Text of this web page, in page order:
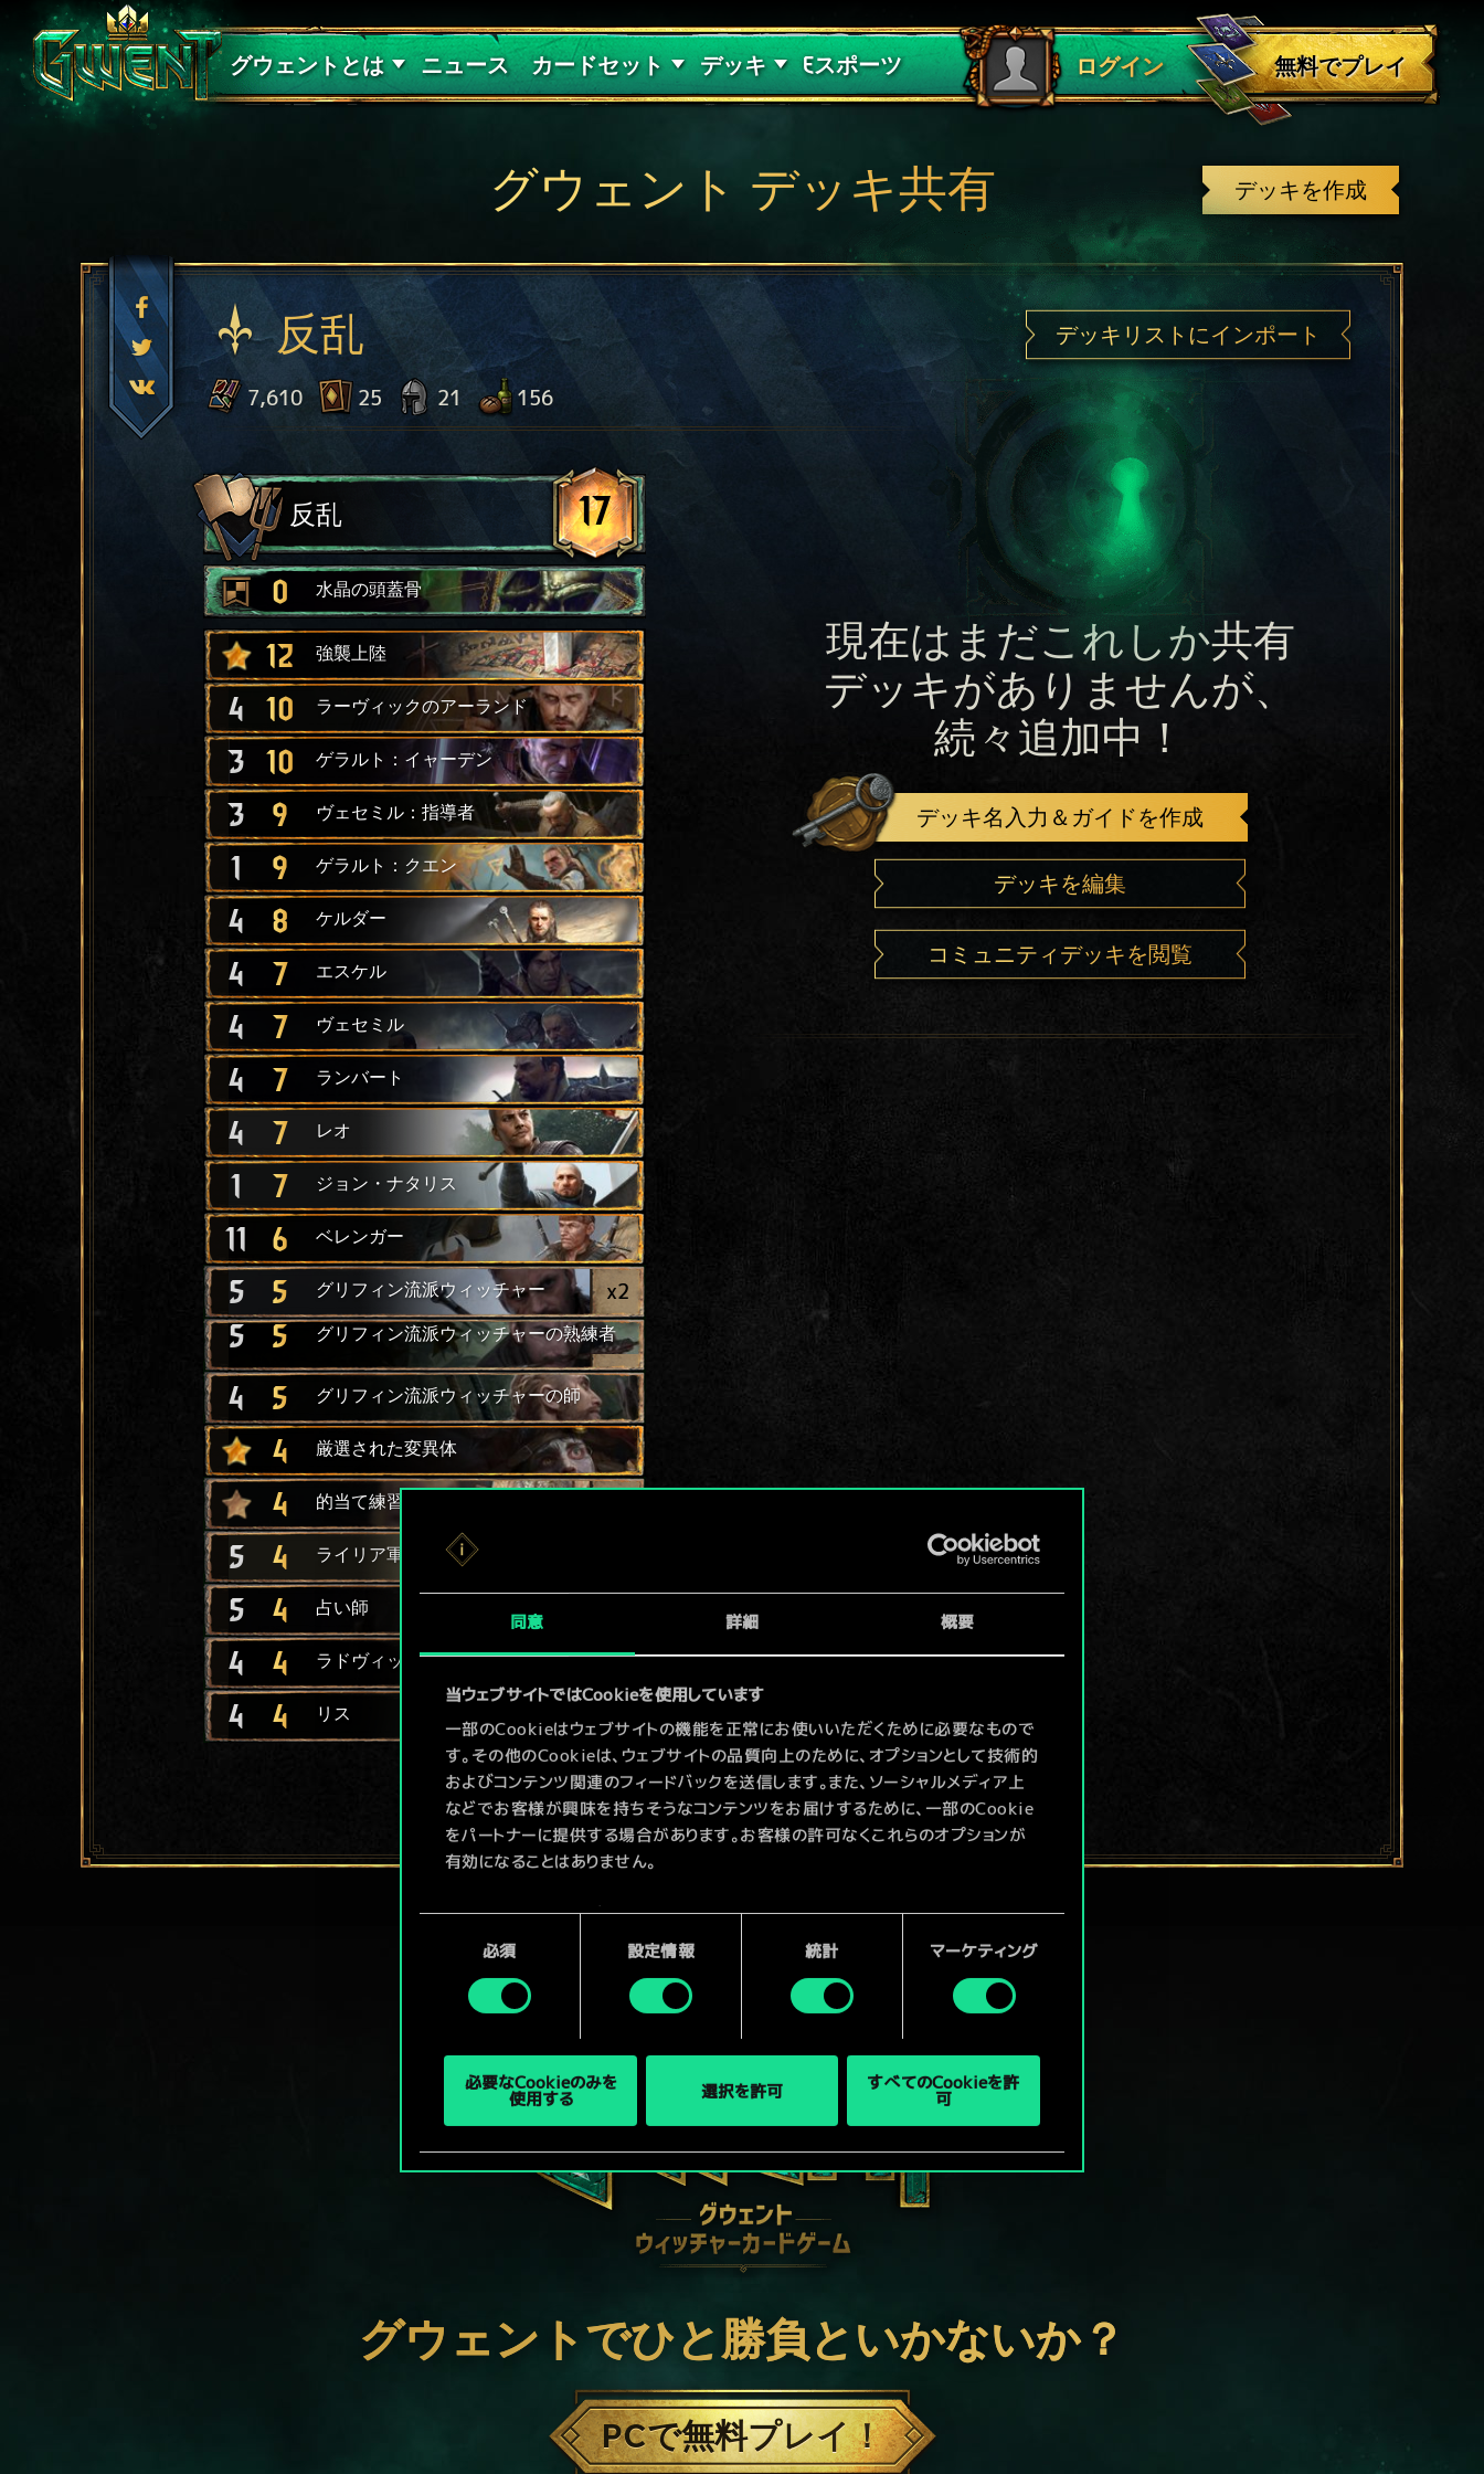
同意 詳細 概要
当ウェブサイトではCookieを使用しています
一部のCookieはウェブサイトの機能を正常にお使いいただくために必要なもので
す。その他のCookieは、ウェブサイトの品質向上のために、オプションとして技術的
およびコンテンツ関連のフィードバックを送信します。また、ソーシャルメディア上
などでお客様が興味を持ちそうなコンテンツをお届けするために、一部のCookie
をパートナーに提供する場合があります。お客様の許可なくこれらのオプションが
有効になることはありません。
Cookieの使用およびパフォーマンスの変更点に関する詳細は、下記の「設定」メニ
ューでご確認ください。
必須 設定情報 統計 マーケティング
必要なCookieのみを
使用する 選択を許可 すべてのCookieを許
可
グウェントとは
サポート
ニュース カードセット
紅き血の呪縛
デッキ
デッキガイド
Eスポーツ ログイン
ログアウト
無料でプレイ
デッキを作成
グウェント デッキ共有
反乱 デッキリストにインポート
7,610 25 21 156
反乱 17
0 水晶の頭蓋骨
12 強襲上陸
4 10 ラーヴィックのアーランド
3 10 ゲラルト：イャーデン
3 9 ヴェセミル：指導者
1 9 ゲラルト：クエン
4 8 ケルダー
4 7 エスケル
4 7 ヴェセミル
4 7 ランバート
4 7 レオ
1 7 ジョン・ナタリス
11 6 ベレンガー
5 5 グリフィン流派ウィッチャー x2
5 5 グリフィン流派ウィッチャーの熟練者
x2
4 5 グリフィン流派ウィッチャーの師
4 厳選された変異体
4 的当て練習
5 4 ライリア軍の鎌使い
5 4 占い師
4 4 ラドヴィッドの近衛兵
4 4 リス
現在はまだこれしか共有
デッキがありませんが、
続々追加中！
デッキ名入力＆ガイドを作成
デッキを編集
コミュニティデッキを閲覧
グウェントでひと勝負といかないか？
PCで無料プレイ！